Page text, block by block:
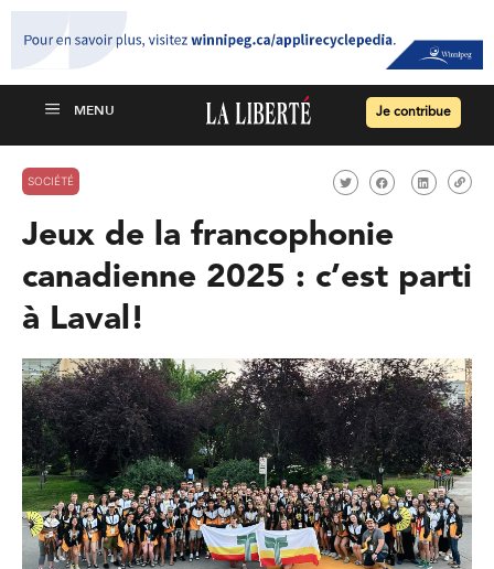
Je contribue
SOCIÉTÉ
Jeux de la francophonie
canadienne 2025 : c’est parti
à Laval!